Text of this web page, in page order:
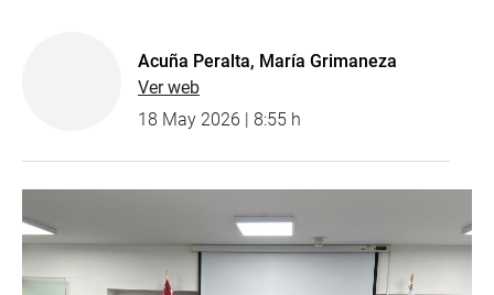
Acuña Peralta, María Grimaneza
Ver web
18 May 2026 | 8:55 h